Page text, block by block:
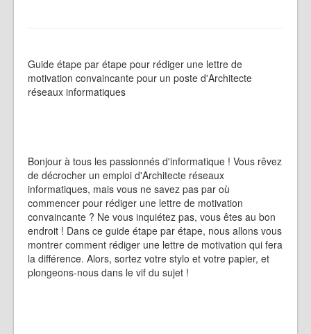
Guide étape par étape pour rédiger une lettre de
motivation convaincante pour un poste d'Architecte
réseaux informatiques
Bonjour à tous les passionnés d'informatique ! Vous rêvez
de décrocher un emploi d'Architecte réseaux
informatiques, mais vous ne savez pas par où
commencer pour rédiger une lettre de motivation
convaincante ? Ne vous inquiétez pas, vous êtes au bon
endroit ! Dans ce guide étape par étape, nous allons vous
montrer comment rédiger une lettre de motivation qui fera
la différence. Alors, sortez votre stylo et votre papier, et
plongeons-nous dans le vif du sujet !